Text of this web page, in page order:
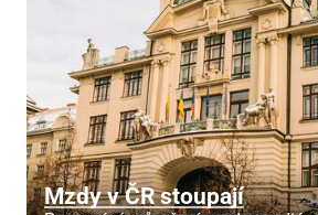
Mzdy v ČR stoupají